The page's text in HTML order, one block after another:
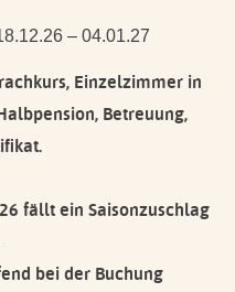
– 04.01.27
Einzelzimmer in
Betreuung,
fällt ein Saisonzuschlag
bei der Buchung